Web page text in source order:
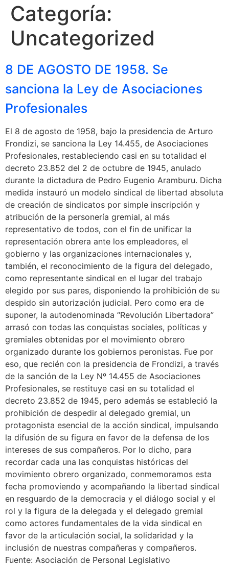
Categoría:
Uncategorized
8 DE AGOSTO DE 1958. Se
sanciona la Ley de Asociaciones
Profesionales
El 8 de agosto de 1958, bajo la presidencia de Arturo
Frondizi, se sanciona la Ley 14.455, de Asociaciones
Profesionales, restableciendo casi en su totalidad el
decreto 23.852 del 2 de octubre de 1945, anulado
durante la dictadura de Pedro Eugenio Aramburu. Dicha
medida instauró un modelo sindical de libertad absoluta
de creación de sindicatos por simple inscripción y
atribución de la personería gremial, al más
representativo de todos, con el fin de unificar la
representación obrera ante los empleadores, el
gobierno y las organizaciones internacionales y,
también, el reconocimiento de la figura del delegado,
como representante sindical en el lugar del trabajo
elegido por sus pares, disponiendo la prohibición de su
despido sin autorización judicial. Pero como era de
suponer, la autodenominada “Revolución Libertadora”
arrasó con todas las conquistas sociales, políticas y
gremiales obtenidas por el movimiento obrero
organizado durante los gobiernos peronistas. Fue por
eso, que recién con la presidencia de Frondizi, a través
de la sanción de la Ley Nº 14.455 de Asociaciones
Profesionales, se restituye casi en su totalidad el
decreto 23.852 de 1945, pero además se estableció la
prohibición de despedir al delegado gremial, un
protagonista esencial de la acción sindical, impulsando
la difusión de su figura en favor de la defensa de los
intereses de sus compañeros. Por lo dicho, para
recordar cada una las conquistas históricas del
movimiento obrero organizado, conmemoramos esta
fecha promoviendo y acompañando la libertad sindical
en resguardo de la democracia y el diálogo social y el
rol y la figura de la delegada y el delegado gremial
como actores fundamentales de la vida sindical en
favor de la articulación social, la solidaridad y la
inclusión de nuestras compañeras y compañeros.
Fuente: Asociación de Personal Legislativo